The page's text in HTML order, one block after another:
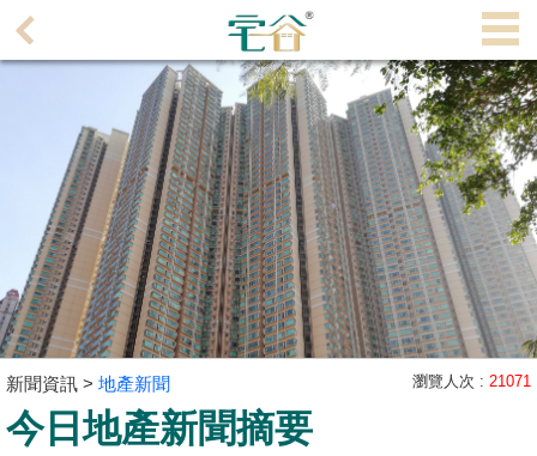
理
樓/
成
交
業
放
盤
新聞資訊 > 地產新聞 瀏覽人次 : 21071
今日地產新聞摘要